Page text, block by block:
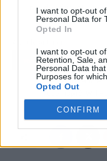
I want to opt-out
Personal Data for
Opted In
I want to opt-out
Retention, Sale,
Personal Data
Purposes for
Opted Out
CONFIRM
en redes durante
La influencia de
en Matt Damon que
nadie vio venir: el